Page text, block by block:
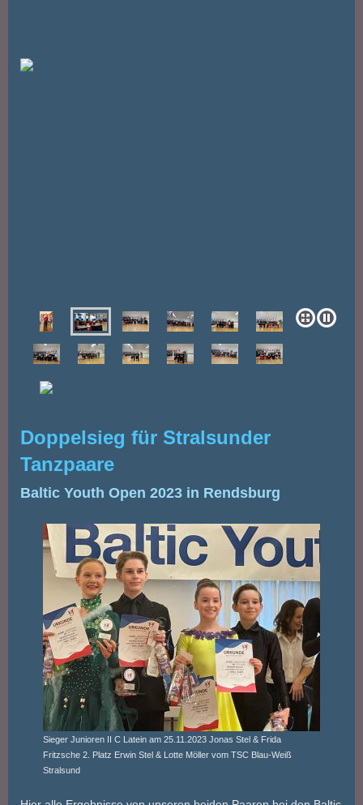
Doppelsieg für Stralsunder
Tanzpaare
Baltic Youth Open 2023 in Rendsburg
Sieger Junioren II C Latein am 25.11.2023 Jonas Stel & Frida
Fritzsche 2. Platz Erwin Stel & Lotte Möller vom TSC Blau-Weiß
Stralsund